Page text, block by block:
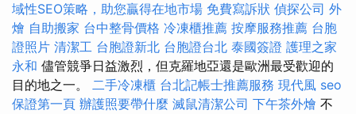
域性SEO策略，助您贏得在地市場 免費寫訴狀 偵探公司 外
燴 自助搬家 台中整骨價格 冷凍櫃推薦 按摩服務推薦 台胞
證照片 清潔工 台胞證新北 台胞證台北 泰國簽證 護理之家
永和 儘管競爭日益激烈，但克羅地亞還是歐洲最受歡迎的
目的地之一。 二手冷凍櫃 台北記帳士推薦服務 現代風 seo
保證第一頁 辦護照要帶什麼 滅鼠清潔公司 下午茶外燴 不